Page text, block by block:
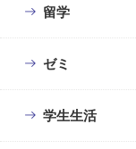
留学
ゼミ
学生生活